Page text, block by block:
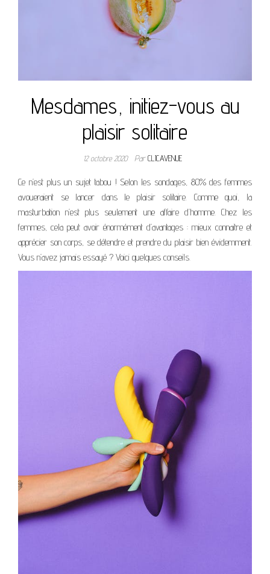
Mesdames, initiez-vous au
plaisir solitaire
12 octobre 2020 ParCLICAVENUE
Ce n’est plus un sujet tabou ! Selon les sondages, 80% des femmes
avoueraient se lancer dans le plaisir solitaire. Comme quoi, la
masturbation n’est plus seulement une affaire d’homme. Chez les
femmes, cela peut avoir énormément d’avantages : mieux connaitre et
apprécier son corps, se détendre et prendre du plaisir bien évidemment.
Vous n’avez jamais essayé ? Voici quelques conseils.